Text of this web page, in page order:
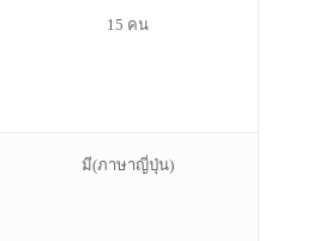
15 คน
มี(ภาษาญี่ปุ่น)